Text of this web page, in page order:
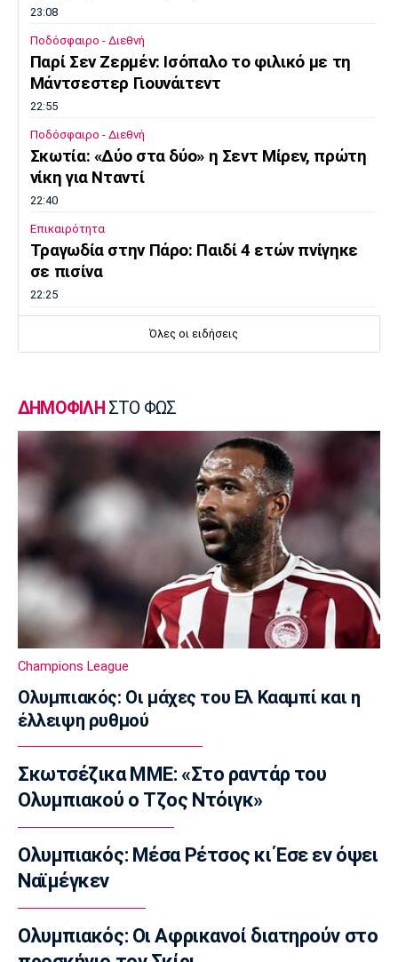
23:08
Ποδόσφαιρο - Διεθνή
Παρί Σεν Ζερμέν: Ισόπαλο το φιλικό με τη
Μάντσεστερ Γιουνάιτεντ
22:55
Ποδόσφαιρο - Διεθνή
Σκωτία: «Δύο στα δύο» η Σεντ Μίρεν, πρώτη
νίκη για Νταντί
22:40
Επικαιρότητα
Τραγωδία στην Πάρο: Παιδί 4 ετών πνίγηκε
σε πισίνα
22:25
Άρης - Πανσερραϊκός 2-2: Ισόπαλο το φιλικό
ΑΕΚ – Kαλλιθέα : Τεσσάρα πριν το Super Cup
με Βιτάλις και χατ τρικ Γκατσίνοβιτς
Ποδόσφαιρο - Διεθνή
Τζόλης: «Το πρώτο μου γκολ στην Άρσεναλ
μου δίνει αυτοπεποίθηση»
22:10
Εθνικές Μπάσκετ
Εθνική Κορασίδων: Νίκησε με 74-65 την
Δανία
21:50
Παραμένει στην Ελπίδα η Μπαλλογιάννη
21:30
Στο προσκήνιο για Τέιλορ οι Σέλτικ, Μάλαγα
και Μπέρνλι
Σπορ
Tα συγχαρητήρια του Ισίδωρου Κούβελου
στην Εβελυν Μητροπούλου
21:00
Ποδόσφαιρο - Διεθνή
Όλες οι ειδήσεις
ΔΗΜΟΦΙΛΗ ΣΤΟ ΦΩΣ
Champions League
Ολυμπιακός: Οι μάχες του Ελ Κααμπί και η
έλλειψη ρυθμού
Σκωτσέζικα ΜΜΕ: «Στο ραντάρ του
Ολυμπιακού ο Τζος Ντόιγκ»
Ολυμπιακός: Μέσα Ρέτσος κι Έσε εν όψει
Ναϊμέγκεν
Ολυμπιακός: Οι Αφρικανοί διατηρούν στο